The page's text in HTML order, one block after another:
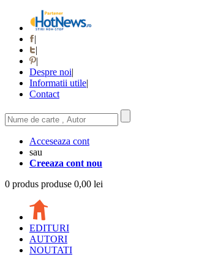
|
|
|
Despre noi|
Informatii utile|
Contact
Acceseaza cont
sau
Creeaza cont nou
0 produs produse 0,00 lei
EDITURI
AUTORI
NOUTATI